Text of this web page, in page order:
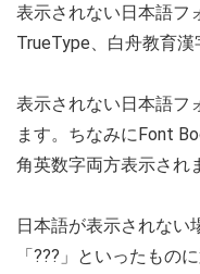
表示されない日本語フ
TrueType、白舟教育漢
表示されない日本語フ
ます。ちなみにFont
角英数字両方表示され
日本語が表示されない
「???」といったもの